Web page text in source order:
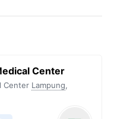
Center
Center Lampung,